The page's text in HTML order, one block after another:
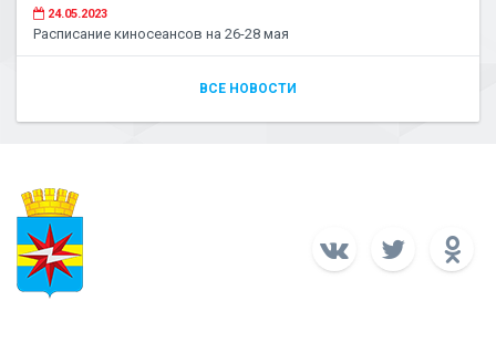
24.05.2023
Расписание киносеансов на 26-28 мая
ВСЕ НОВОСТИ